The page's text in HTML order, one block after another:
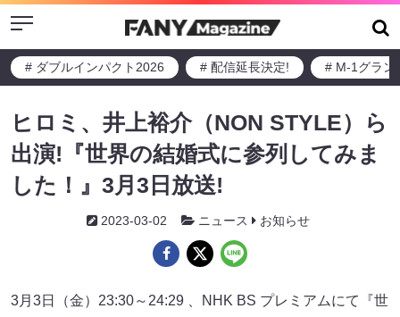
Menu
# ダブルインパクト2026 # 配信延長決定! # M-1グラン
ヒロミ、井上裕介（NON STYLE）ら
出演!『世界の結婚式に参列してみま
した！』3月3日放送!
2023-03-02 ニュース お知らせ
3月3日（金）23:30～24:29 、NHK BS プレミアムにて『世